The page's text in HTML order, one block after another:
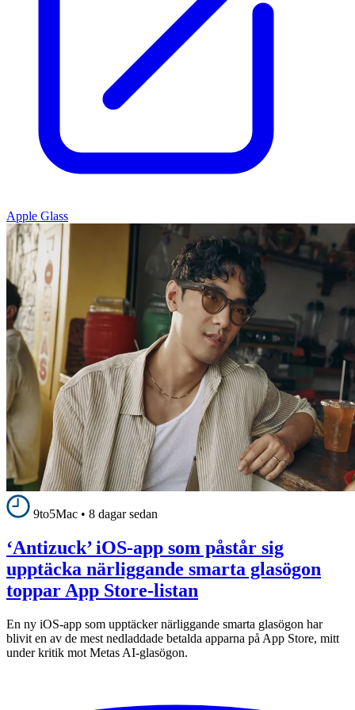
Apple Glass
9to5Mac • 8 dagar sedan
‘Antizuck’ iOS-app som påstår sig
upptäcka närliggande smarta glasögon
toppar App Store-listan
En ny iOS-app som upptäcker närliggande smarta glasögon har
blivit en av de mest nedladdade betalda apparna på App Store, mitt
under kritik mot Metas AI-glasögon.